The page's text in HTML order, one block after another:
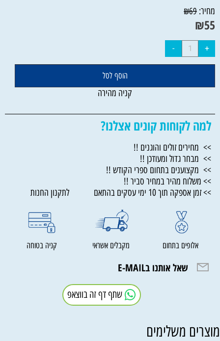
מחיר:
₪69
₪55
הוסף לסל
קניה מהירה
למה לקוחות קונים אצלנו?
>> מחירים זולים והוגנים !!
>> מבחר גדול ומעודכן !!
>> מקצוענים בתחום ספרי הקודש !!
>> משלוח מהיר במחיר סביר !!
>> זמן אספקה תוך 10 ימי עסקים בהתאם לתקנון החנות
אלופים בתחום מקבלים אשראי קניה בטוחה
שאל אותנו בE-MAIL
שתף דף זה בווצאפ
משלימים